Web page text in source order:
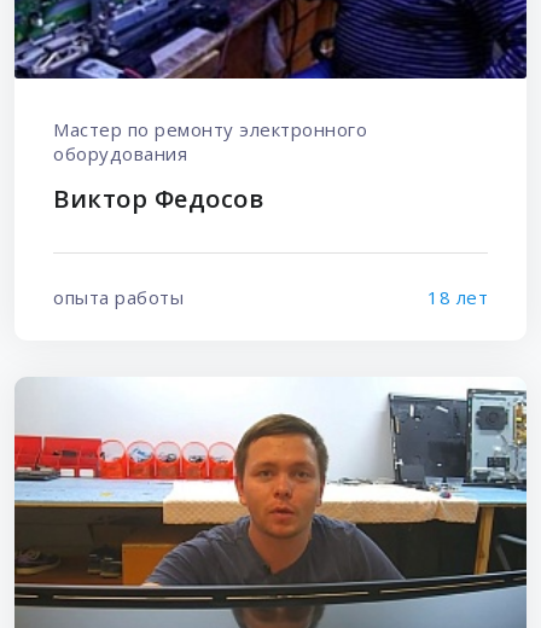
Мастер по ремонту электронного
оборудования
Виктор Федосов
опыта работы 18 лет